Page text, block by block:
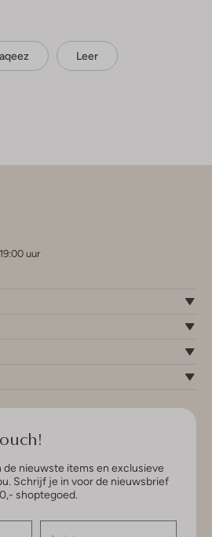
Leer
uur
de nieuwste items en exclusieve
Schrijf je in voor de nieuwsbrief
shoptegoed.